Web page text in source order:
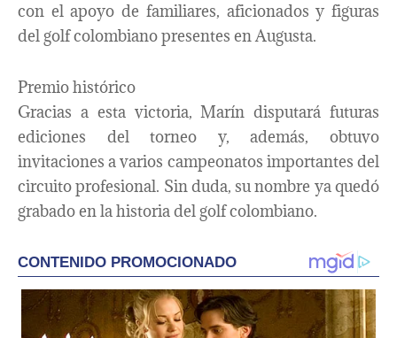
con el apoyo de familiares, aficionados y figuras
del golf colombiano presentes en Augusta.
Premio histórico
Gracias a esta victoria, Marín disputará futuras
ediciones del torneo y, además, obtuvo
invitaciones a varios campeonatos importantes del
circuito profesional. Sin duda, su nombre ya quedó
grabado en la historia del golf colombiano.